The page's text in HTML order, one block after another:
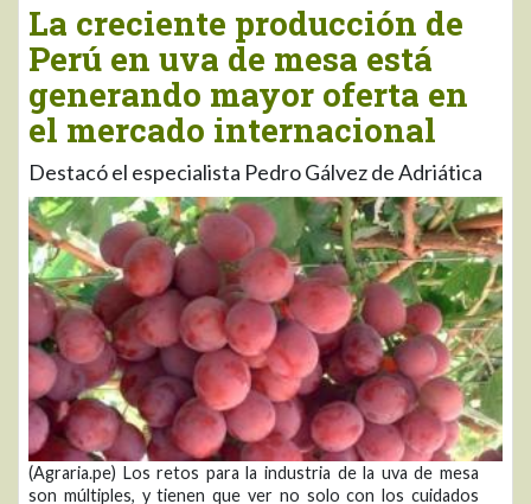
La creciente producción de
Perú en uva de mesa está
generando mayor oferta en
el mercado internacional
Destacó el especialista Pedro Gálvez de Adriática
(Agraria.pe) Los retos para la industria de la uva de mesa
son múltiples, y tienen que ver no solo con los cuidados